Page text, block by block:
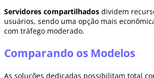
Servidores compartilhados dividem
usuários, sendo uma opção mais
com tráfego moderado.
Comparando os Modelos
As soluções dedicadas possibilitam total